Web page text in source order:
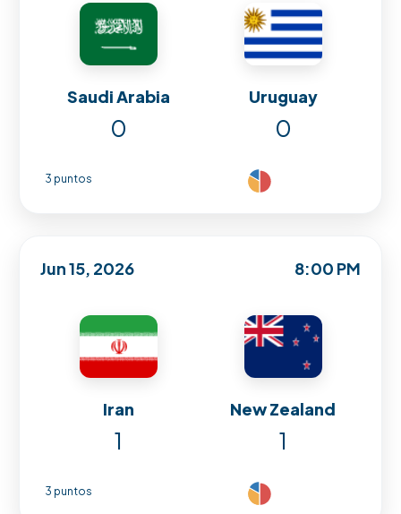
Saudi Arabia Uruguay
0 0
3 puntos
Jun 15, 2026 8:00 PM
Iran New Zealand
1 1
3 puntos